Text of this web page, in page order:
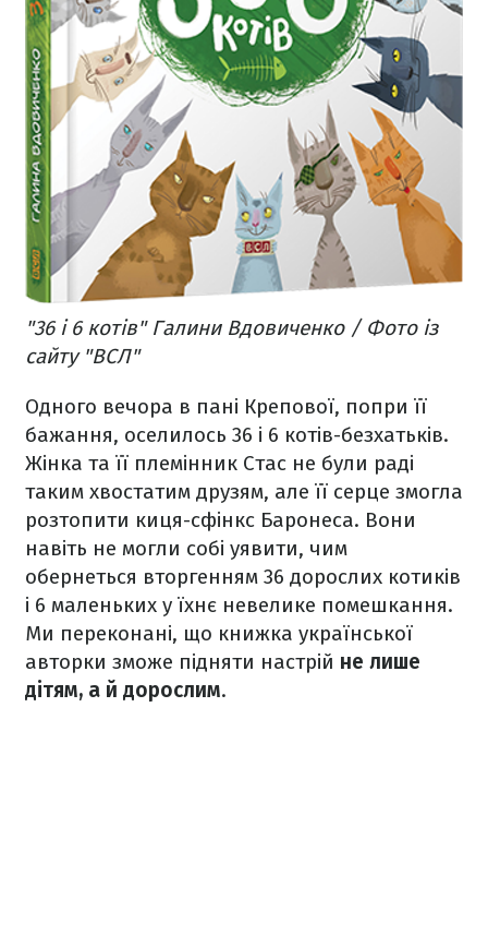
"36 і 6 котів" Галини Вдовиченко / Фото із
сайту "ВСЛ"
Одного вечора в пані Крепової, попри її
бажання, оселилось 36 і 6 котів-безхатьків.
Жінка та її племінник Стас не були раді
таким хвостатим друзям, але її серце змогла
розтопити киця-сфінкс Баронеса. Вони
навіть не могли собі уявити, чим
обернеться вторгенням 36 дорослих котиків
і 6 маленьких у їхнє невелике помешкання.
Ми переконані, що книжка української
авторки зможе підняти настрій не лише
дітям, а й дорослим.